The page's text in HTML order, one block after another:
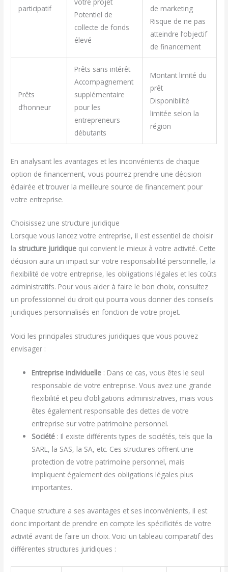
participatif
Potentiel de
collecte de fonds
élevé
de marketing
Risque de ne pas
atteindre l’objectif
de financement
Prêts
d’honneur
Prêts sans intérêt
Accompagnement
supplémentaire
pour les
entrepreneurs
débutants
Montant limité du
prêt
Disponibilité
limitée selon la
région
En analysant les avantages et les inconvénients de chaque
option de financement, vous pourrez prendre une décision
éclairée et trouver la meilleure source de financement pour
votre entreprise.
Choisissez une structure juridique
Lorsque vous lancez votre entreprise, il est essentiel de choisir
la structure juridique qui convient le mieux à votre activité. Cette
décision aura un impact sur votre responsabilité personnelle, la
flexibilité de votre entreprise, les obligations légales et les coûts
administratifs. Pour vous aider à faire le bon choix, consultez
un professionnel du droit qui pourra vous donner des conseils
juridiques personnalisés en fonction de votre projet.
Voici les principales structures juridiques que vous pouvez
envisager :
Entreprise individuelle : Dans ce cas, vous êtes le seul
responsable de votre entreprise. Vous avez une grande
flexibilité et peu d’obligations administratives, mais vous
êtes également responsable des dettes de votre
entreprise sur votre patrimoine personnel.
Société : Il existe différents types de sociétés, tels que la
SARL, la SAS, la SA, etc. Ces structures offrent une
protection de votre patrimoine personnel, mais
impliquent également des obligations légales plus
importantes.
Chaque structure a ses avantages et ses inconvénients, il est
donc important de prendre en compte les spécificités de votre
activité avant de faire un choix. Voici un tableau comparatif des
différentes structures juridiques :